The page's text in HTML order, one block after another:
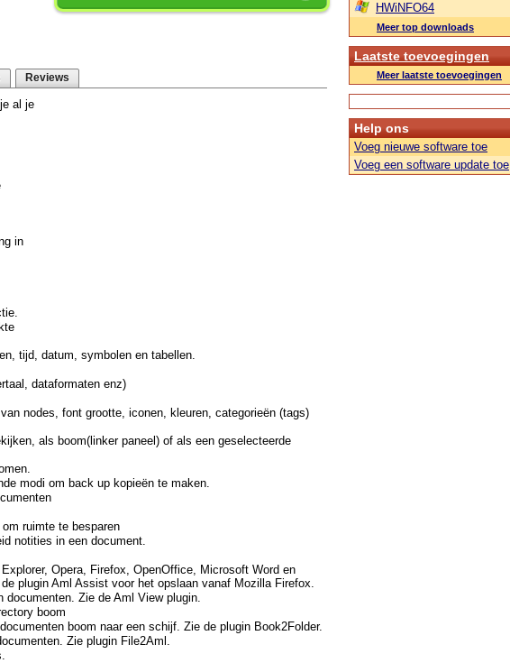
Reviews
al je
in
tijd, datum, symbolen en tabellen.
dataformaten enz)
nodes, font grootte, iconen, kleuren, categorieën (tags)
als boom(linker paneel) of als een geselecteerde
modi om back up kopieën te maken.
ruimte te besparen
notities in een document.
Opera, Firefox, OpenOffice, Microsoft Word en
plugin Aml Assist voor het opslaan vanaf Mozilla Firefox.
documenten. Zie de Aml View plugin.
boom
boom naar een schijf. Zie de plugin Book2Folder.
Zie plugin File2Aml.
HWiNFO64
Meer top downloads
Laatste toevoegingen
Meer laatste toevoegingen
Help ons
Voeg nieuwe software toe
Voeg een software update toe